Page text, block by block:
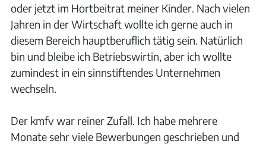
oder jetzt im Hortbeitrat meiner Kinder. Nach vielen
Jahren in der Wirtschaft wollte ich gerne auch in
diesem Bereich hauptberuflich tätig sein. Natürlich
bin und bleibe ich Betriebswirtin, aber ich wollte
zumindest in ein sinnstiftendes Unternehmen
wechseln.
Der kmfv war reiner Zufall. Ich habe mehrere
Monate sehr viele Bewerbungen geschrieben und